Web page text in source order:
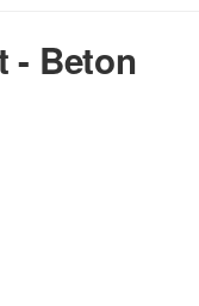
- Beton